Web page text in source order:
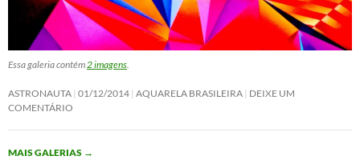
Essa galeria contém2 imagens.
ASTRONAUTA 01/12/2014 AQUARELA BRASILEIRA DEIXE UM
COMENTÁRIO
MAIS GALERIAS →